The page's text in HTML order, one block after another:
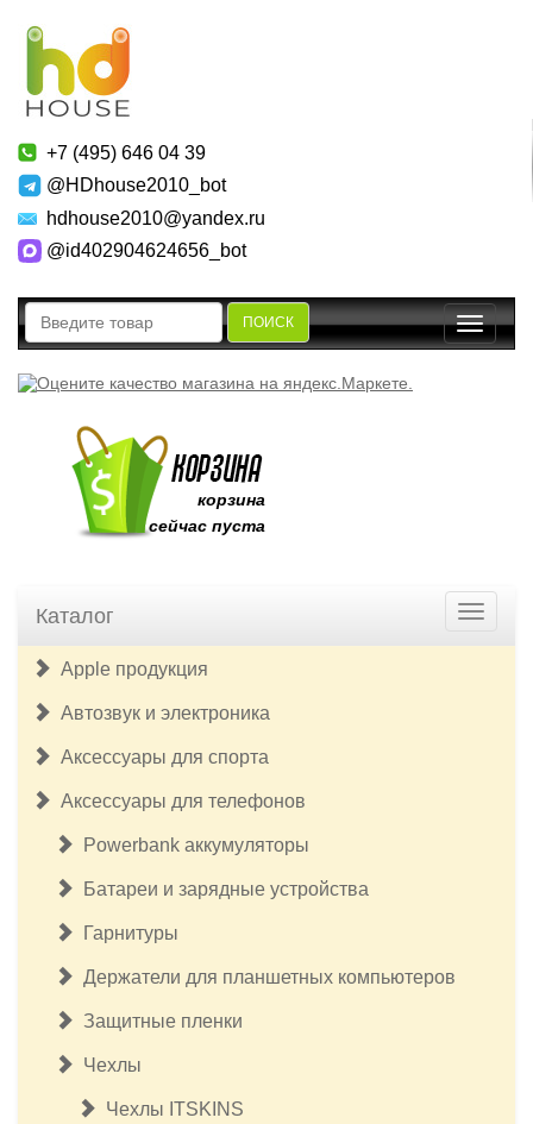
+7 (495) 646 04 39
@HDhouse2010_bot
hdhouse2010@yandex.ru
@id402904624656_bot
ПОИСК
Toggle
корзина
сейчас пуста
Каталог
Apple продукция
Автозвук и электроника
Аксессуары для спорта
Аксессуары для телефонов
Powerbank аккумуляторы
Батареи и зарядные устройства
Гарнитуры
Держатели для планшетных компьютеров
Защитные пленки
Чехлы
Чехлы ITSKINS